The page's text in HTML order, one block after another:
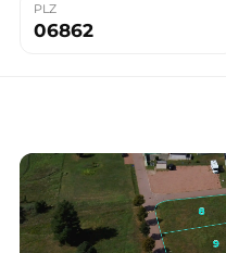
PLZ
06862